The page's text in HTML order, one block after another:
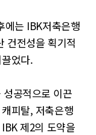
에는 IBK저축은행
건전성을 획기적
었다.
공적으로 이끈
피탈, 저축은행
제2의 도약을